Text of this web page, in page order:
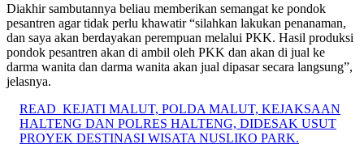
Diakhir sambutannya beliau memberikan semangat ke pondok
pesantren agar tidak perlu khawatir “silahkan lakukan penanaman,
dan saya akan berdayakan perempuan melalui PKK. Hasil produksi
pondok pesantren akan di ambil oleh PKK dan akan di jual ke
darma wanita dan darma wanita akan jual dipasar secara langsung”,
jelasnya.
READ KEJATI MALUT, POLDA MALUT, KEJAKSAAN
HALTENG DAN POLRES HALTENG, DIDESAK USUT
PROYEK DESTINASI WISATA NUSLIKO PARK.